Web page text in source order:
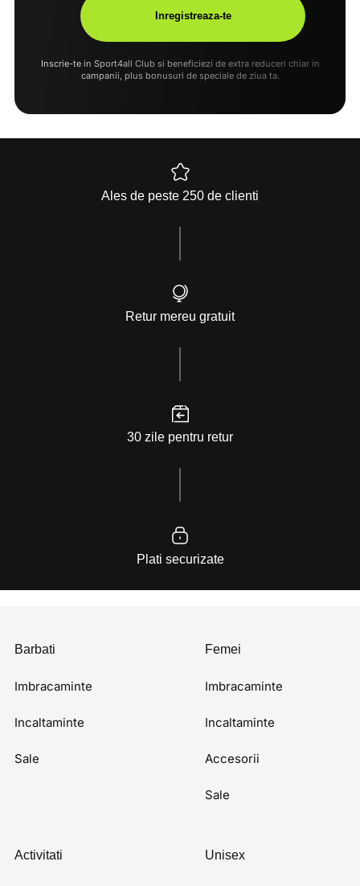
Inscrie-te in Sport4all Club si beneficiezi de extra reduceri chiar in
campanii, plus bonusuri de speciale de ziua ta.
Ales de peste 250 de clienti
Retur mereu gratuit
30 zile pentru retur
Plati securizate
Barbati
Imbracaminte
Incaltaminte
Sale
Femei
Imbracaminte
Incaltaminte
Accesorii
Sale
Activitati Unisex